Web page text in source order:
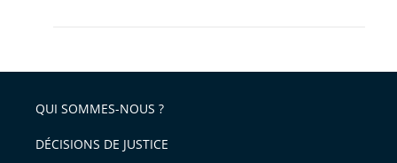
QUI SOMMES-NOUS ?
DÉCISIONS DE JUSTICE